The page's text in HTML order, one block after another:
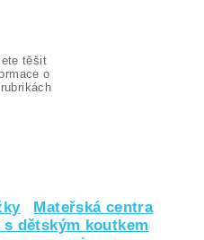
těšit
o
Mateřská centra
s dětským koutkem